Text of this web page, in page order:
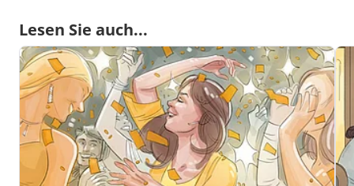
Lesen Sie auch...